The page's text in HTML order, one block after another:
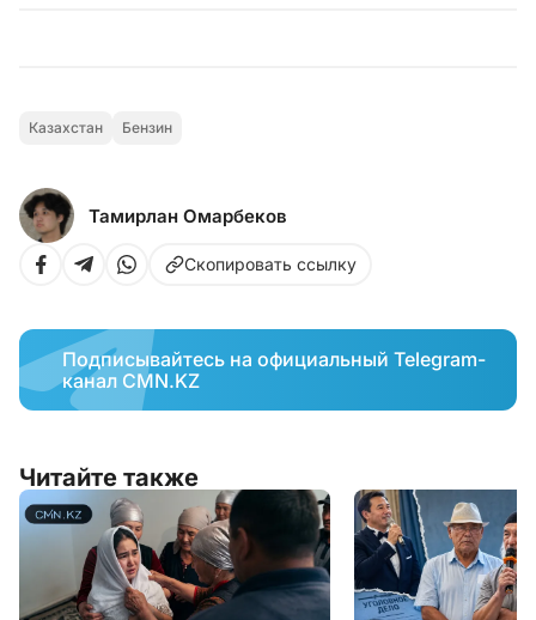
Казахстан Бензин
Тамирлан Омарбеков
Скопировать ссылку
Подписывайтесь на официальный Telegram-
канал CMN.KZ
Читайте также